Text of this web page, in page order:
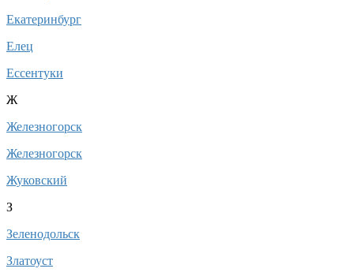
Екатеринбург
Елец
Ессентуки
Ж
Железногорск
Железногорск
Жуковский
З
Зеленодольск
Златоуст